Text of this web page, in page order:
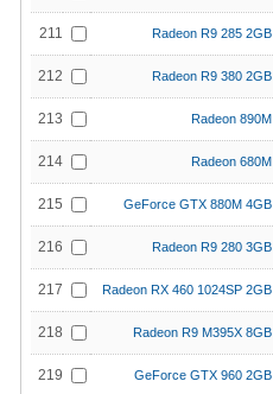
211 Radeon R9 285 2GB
212 Radeon R9 380 2GB
213 Radeon 890M
214 Radeon 680M
215 GeForce GTX 880M 4GB
216 Radeon R9 280 3GB
217 Radeon RX 460 1024SP 2GB
218 Radeon R9 M395X 8GB
219 GeForce GTX 960 2GB